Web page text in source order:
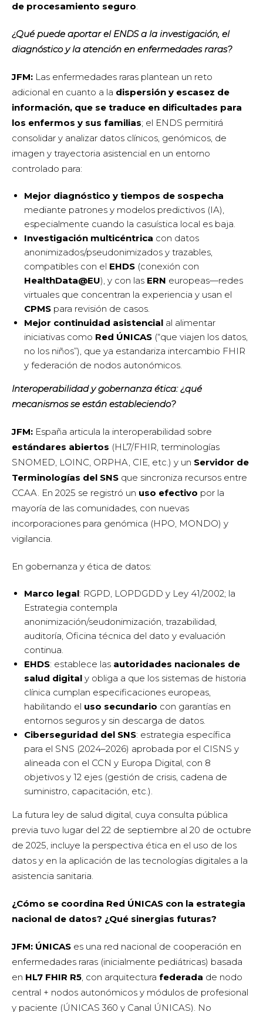
de procesamiento seguro.
¿Qué puede aportar el ENDS a la investigación, el
diagnóstico y la atención en enfermedades raras?
JFM: Las enfermedades raras plantean un reto
adicional en cuanto a la dispersión y escasez de
información, que se traduce en dificultades para
los enfermos y sus familias; el ENDS permitirá
consolidar y analizar datos clínicos, genómicos, de
imagen y trayectoria asistencial en un entorno
controlado para:
Mejor diagnóstico y tiempos de sospecha
mediante patrones y modelos predictivos (IA),
especialmente cuando la casuística local es baja.
Investigación multicéntrica con datos
anonimizados/pseudonimizados y trazables,
compatibles con el EHDS (conexión con
HealthData@EU), y con las ERN europeas—redes
virtuales que concentran la experiencia y usan el
CPMS para revisión de casos.
Mejor continuidad asistencial al alimentar
iniciativas como Red ÚNICAS (“que viajen los datos,
no los niños”), que ya estandariza intercambio FHIR
y federación de nodos autonómicos.
Interoperabilidad y gobernanza ética: ¿qué
mecanismos se están estableciendo?
JFM: España articula la interoperabilidad sobre
estándares abiertos (HL7/FHIR, terminologías
SNOMED, LOINC, ORPHA, CIE, etc.) y un Servidor de
Terminologías del SNS que sincroniza recursos entre
CCAA. En 2025 se registró un uso efectivo por la
mayoría de las comunidades, con nuevas
incorporaciones para genómica (HPO, MONDO) y
vigilancia.
En gobernanza y ética de datos:
Marco legal: RGPD, LOPDGDD y Ley 41/2002; la
Estrategia contempla
anonimización/seudonimización, trazabilidad,
auditoría, Oficina técnica del dato y evaluación
continua.
EHDS: establece las autoridades nacionales de
salud digital y obliga a que los sistemas de historia
clínica cumplan especificaciones europeas,
habilitando el uso secundario con garantías en
entornos seguros y sin descarga de datos.
Ciberseguridad del SNS: estrategia específica
para el SNS (2024–2026) aprobada por el CISNS y
alineada con el CCN y Europa Digital, con 8
objetivos y 12 ejes (gestión de crisis, cadena de
suministro, capacitación, etc.).
La futura ley de salud digital, cuya consulta pública
previa tuvo lugar del 22 de septiembre al 20 de octubre
de 2025, incluye la perspectiva ética en el uso de los
datos y en la aplicación de las tecnologías digitales a la
asistencia sanitaria.
¿Cómo se coordina Red ÚNICAS con la estrategia
nacional de datos? ¿Qué sinergias futuras?
JFM: ÚNICAS es una red nacional de cooperación en
enfermedades raras (inicialmente pediátricas) basada
en HL7 FHIR R5, con arquitectura federada de nodo
central + nodos autonómicos y módulos de profesional
y paciente (ÚNICAS 360 y Canal ÚNICAS). No